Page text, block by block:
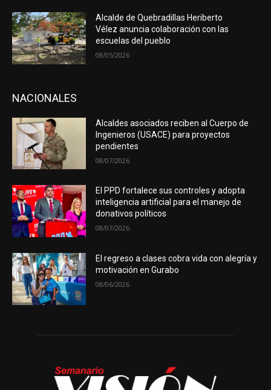
Alcalde de Quebradillas Heriberto
Vélez anuncia colaboración con las
escuelas del pueblo
08/05/2026
NACIONALES
Alcaldes asociados reciben al Cuerpo de
Ingenieros (USACE) para proyectos
pendientes
08/07/2026
El PPD fortalece sus controles y adopta
inteligencia artificial para el manejo de
donativos políticos
08/07/2026
El regreso a clases cobra vida con alegría y
motivación en Gurabo
08/06/2026